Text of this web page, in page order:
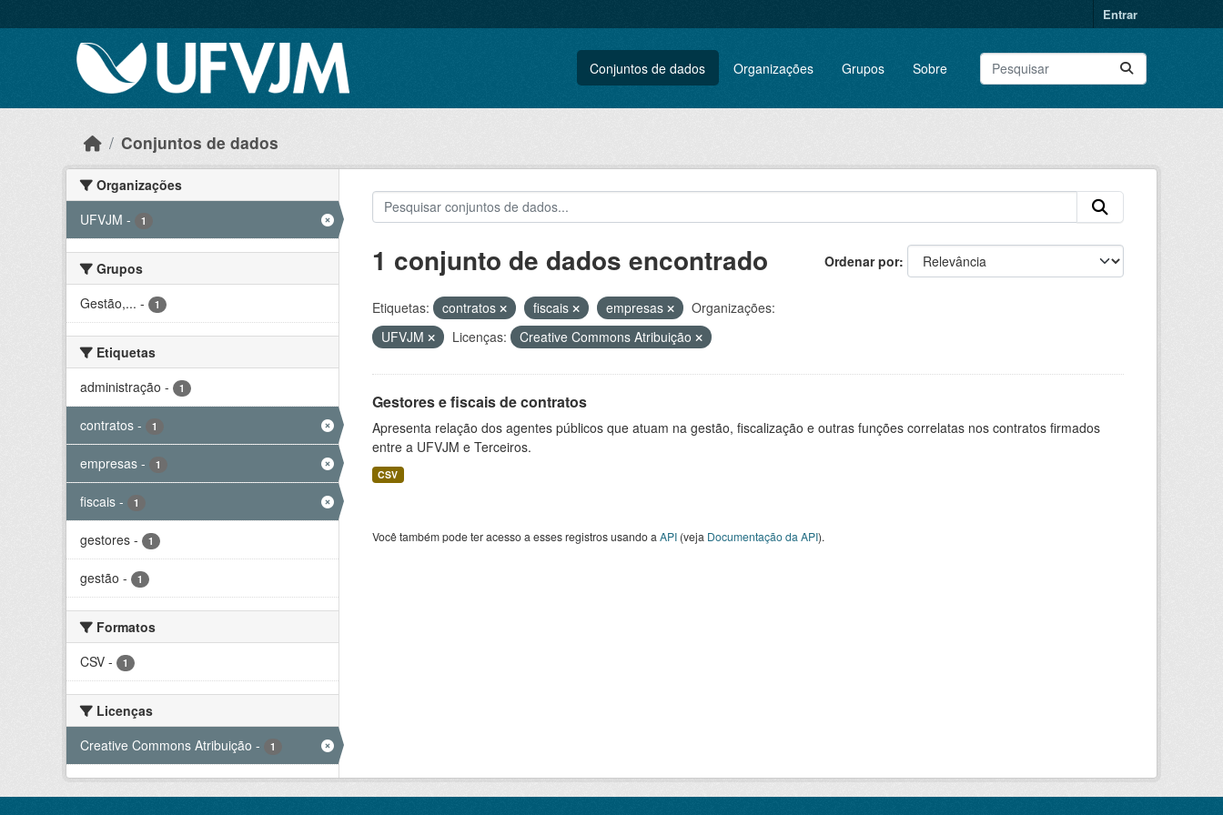
Entrar
Conjuntos de dados Organizações Grupos Sobre
Conjuntos de dados
Organizações
UFVJM - 1
Grupos
Gestão,... - 1
Etiquetas
administração - 1
contratos - 1
empresas - 1
fiscais - 1
gestores - 1
gestão - 1
Formatos
CSV - 1
Licenças
Creative Commons Atribuição - 1
Ordenar por
1 conjunto de dados encontrado
Etiquetas: contratos fiscais empresas
Organizações:
UFVJM
Licenças: Creative Commons Atribuição
Gestores e fiscais de contratos
Apresenta relação dos agentes públicos que atuam na gestão, fiscalização e outras funções correlatas nos contratos firmados
entre a UFVJM e Terceiros.
CSV
Você também pode ter acesso a esses registros usando a API(veja Documentação da API).